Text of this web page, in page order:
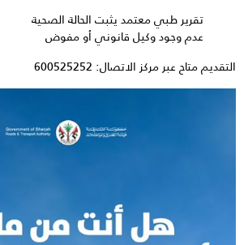
تقرير طبي معتمد يثبت الحالة الصحية
عدم وجود وكيل قانوني أو مفوض
التقديم متاح عبر مركز الاتصال: 600525252